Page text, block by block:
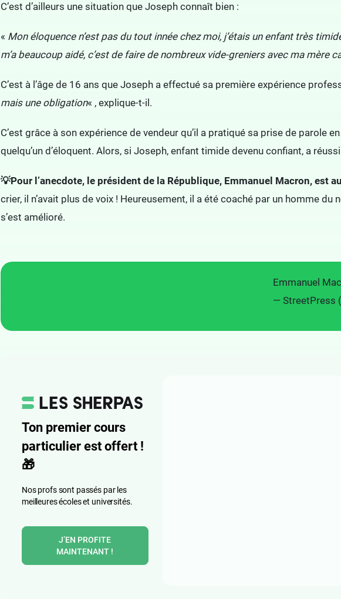
C’est d’ailleurs une situation que Joseph connaît bien :
« Mon éloquence n’est pas du tout innée chez moi, j’étais un enfant très
m’a beaucoup aidé, c’est de faire de nombreux vide-greniers avec ma mère
C’est à l’âge de 16 ans que Joseph a effectué sa première expérience
mais une obligation« , explique-t-il.
C’est grâce à son expérience de vendeur qu’il a pratiqué sa prise de parole
quelqu’un d’éloquent. Alors, si Joseph, enfant timide devenu confiant, a
💡Pour l’anecdote, le président de la République, Emmanuel Macron, est
crier, il n’avait plus de voix ! Heureusement, il a été coaché par un homme
s’est amélioré.
Emmanuel
— StreetPress
Ton premier cours
particulier est offert !
🎁
Nos profs sont passés par les
meilleures écoles et universités.
J’EN PROFITE
MAINTENANT !